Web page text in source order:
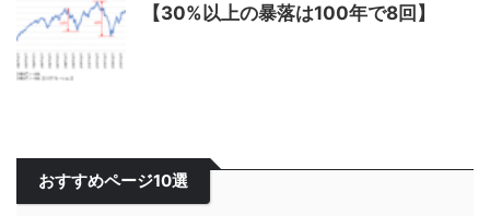
【30%以上の暴落は100年で8回】
おすすめページ10選